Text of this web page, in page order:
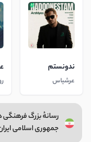
ندونستم
عرشیاس
رسانهٔ بزرگ
جمهوری اسلامی